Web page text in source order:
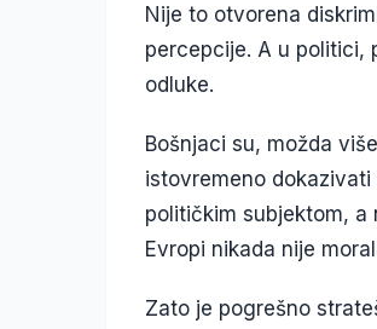
Nije to otvorena
percepcije. A u politici,
odluke.
Bošnjaci su, možda
istovremeno
političkim subjektom, a
Evropi nikada nije
Zato je pogrešno